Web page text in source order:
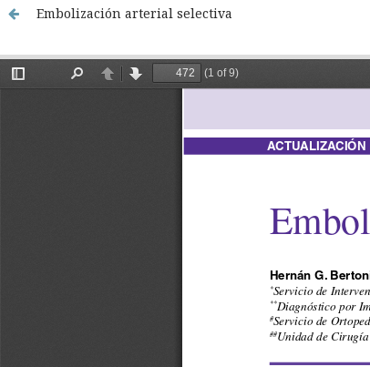
Embolización arterial selectiva